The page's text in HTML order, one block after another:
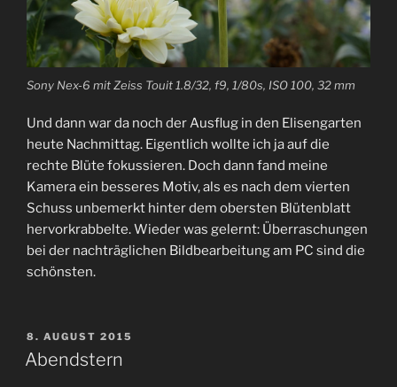
Sony Nex-6 mit Zeiss Touit 1.8/32, f9, 1/80s, ISO 100, 32 mm
Und dann war da noch der Ausflug in den Elisengarten
heute Nachmittag. Eigentlich wollte ich ja auf die
rechte Blüte fokussieren. Doch dann fand meine
Kamera ein besseres Motiv, als es nach dem vierten
Schuss unbemerkt hinter dem obersten Blütenblatt
hervorkrabbelte. Wieder was gelernt: Überraschungen
bei der nachträglichen Bildbearbeitung am PC sind die
schönsten.
VERÖFFENTLICHT
AM
8. AUGUST 2015
Abendstern